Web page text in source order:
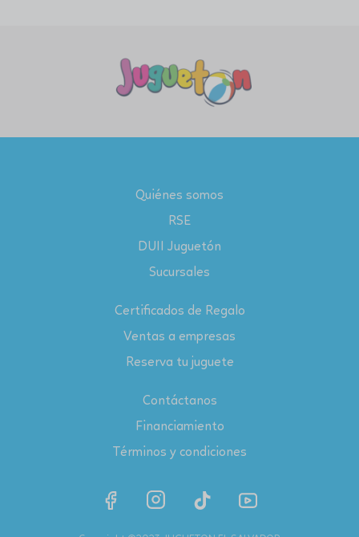
Quiénes somos
RSE
DUII Juguetón
Sucursales
Certificados de Regalo
Ventas a empresas
Reserva tu juguete
Contáctanos
Financiamiento
Términos y condiciones